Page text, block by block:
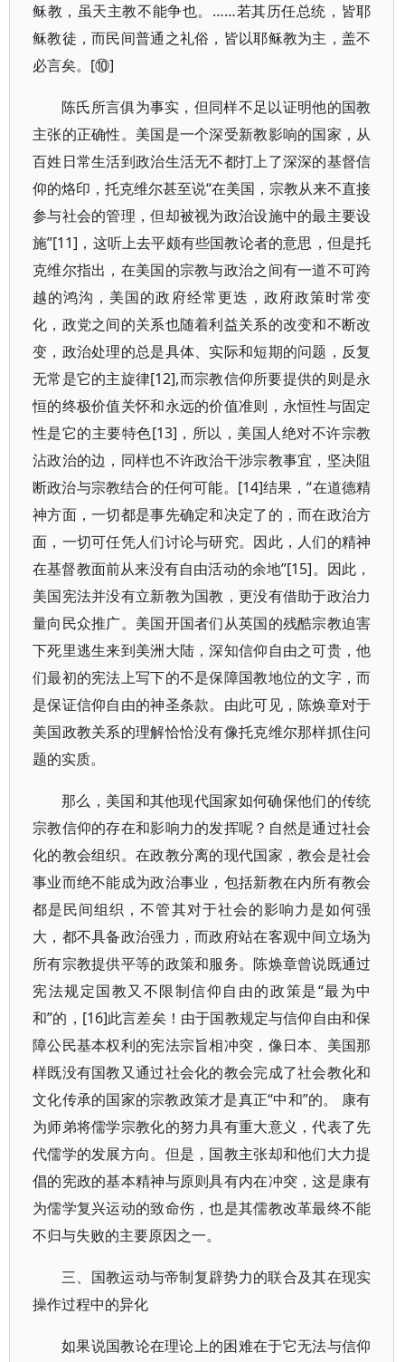
稣教，虽天主教不能争也。……若其历任总统，皆耶
稣教徒，而民间普通之礼俗，皆以耶稣教为主，盖不
必言矣。[⑩]
陈氏所言俱为事实，但同样不足以证明他的国教
主张的正确性。美国是一个深受新教影响的国家，从
百姓日常生活到政治生活无不都打上了深深的基督信
仰的烙印，托克维尔甚至说“在美国，宗教从来不直接
参与社会的管理，但却被视为政治设施中的最主要设
施”[11]，这听上去平颇有些国教论者的意思，但是托
克维尔指出，在美国的宗教与政治之间有一道不可跨
越的鸿沟，美国的政府经常更迭，政府政策时常变
化，政党之间的关系也随着利益关系的改变和不断改
变，政治处理的总是具体、实际和短期的问题，反复
无常是它的主旋律[12],而宗教信仰所要提供的则是永
恒的终极价值关怀和永远的价值准则，永恒性与固定
性是它的主要特色[13]，所以，美国人绝对不许宗教
沾政治的边，同样也不许政治干涉宗教事宜，坚决阻
断政治与宗教结合的任何可能。[14]结果，“在道德精
神方面，一切都是事先确定和决定了的，而在政治方
面，一切可任凭人们讨论与研究。因此，人们的精神
在基督教面前从来没有自由活动的余地”[15]。因此，
美国宪法并没有立新教为国教，更没有借助于政治力
量向民众推广。美国开国者们从英国的残酷宗教迫害
下死里逃生来到美洲大陆，深知信仰自由之可贵，他
们最初的宪法上写下的不是保障国教地位的文字，而
是保证信仰自由的神圣条款。由此可见，陈焕章对于
美国政教关系的理解恰恰没有像托克维尔那样抓住问
题的实质。
那么，美国和其他现代国家如何确保他们的传统
宗教信仰的存在和影响力的发挥呢？自然是通过社会
化的教会组织。在政教分离的现代国家，教会是社会
事业而绝不能成为政治事业，包括新教在内所有教会
都是民间组织，不管其对于社会的影响力是如何强
大，都不具备政治强力，而政府站在客观中间立场为
所有宗教提供平等的政策和服务。陈焕章曾说既通过
宪法规定国教又不限制信仰自由的政策是“最为中
和”的，[16]此言差矣！由于国教规定与信仰自由和保
障公民基本权利的宪法宗旨相冲突，像日本、美国那
样既没有国教又通过社会化的教会完成了社会教化和
文化传承的国家的宗教政策才是真正“中和”的。 康有
为师弟将儒学宗教化的努力具有重大意义，代表了先
代儒学的发展方向。但是，国教主张却和他们大力提
倡的宪政的基本精神与原则具有内在冲突，这是康有
为儒学复兴运动的致命伤，也是其儒教改革最终不能
不归与失败的主要原因之一。
三、国教运动与帝制复辟势力的联合及其在现实
操作过程中的异化
如果说国教论在理论上的困难在于它无法与信仰